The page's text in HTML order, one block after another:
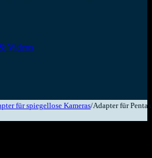
Videos
für spiegellose Kameras/Adapter für Pentax